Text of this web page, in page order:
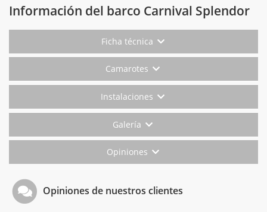
Información del barco Carnival Splendor
Ficha técnica
Camarotes
Instalaciones
Galería
Opiniones
Opiniones de nuestros clientes